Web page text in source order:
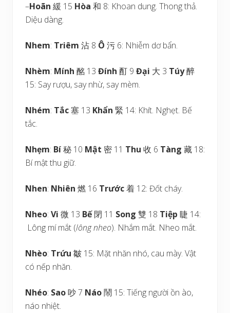
–Hoãn 緩 15 Hòa 和 8: Khoan dung. Thong thả.
Diệu dàng.
Nhem: Triêm 沾 8 Ô 污 6: Nhiễm dơ bẩn.
Nhèm: Mính 酩 13 Đính 酊 9 Đại 大 3 Túy醉
15: Say rượu, say nhừ, say mèm.
Nhém: Tắc塞 13 Khẩn 緊 14: Khít. Nghẹt. Bế
tắc.
Nhẹm: Bí秘 10 Mật 密 11 Thu 收 6 Tàng 藏 18:
Bí mật thu giữ.
Nhen: Nhiên 燃 16 Trước着 12: Đốt cháy.
Nheo: Vi 微 13 Bế閉 11 Song 雙 18 Tiệp 睫 14:
Lông mí mắt (lông nheo). Nhắm mắt. Nheo mắt.
Nhèo: Trứu 皺 15: Mặt nhăn nhó, cau mày. Vật
có nếp nhăn.
Nhéo: Sao吵 7 Náo鬧 15: Tiếng người ồn ào,
náo nhiệt.